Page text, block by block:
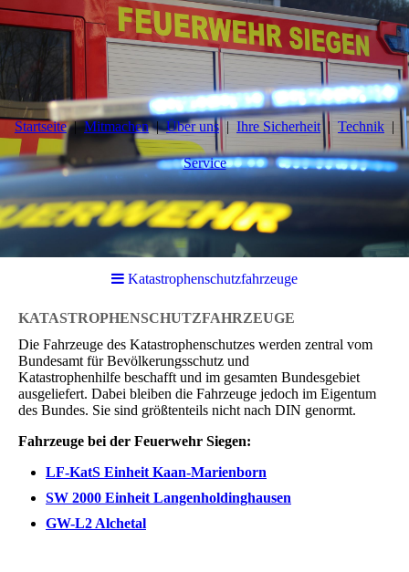
Startseite Mitmachen Über uns Ihre Sicherheit Technik
Service
Katastrophenschutzfahrzeuge
KATASTROPHENSCHUTZFAHRZEUGE
Die Fahrzeuge des Katastrophenschutzes werden zentral vom
Bundesamt für Bevölkerungsschutz und
Katastrophenhilfe beschafft und im gesamten Bundesgebiet
ausgeliefert. Dabei bleiben die Fahrzeuge jedoch im Eigentum
des Bundes. Sie sind größtenteils nicht nach DIN genormt.
Fahrzeuge bei der Feuerwehr Siegen:
LF-KatS Einheit Kaan-Marienborn
SW 2000 Einheit Langenholdinghausen
GW-L2 Alchetal